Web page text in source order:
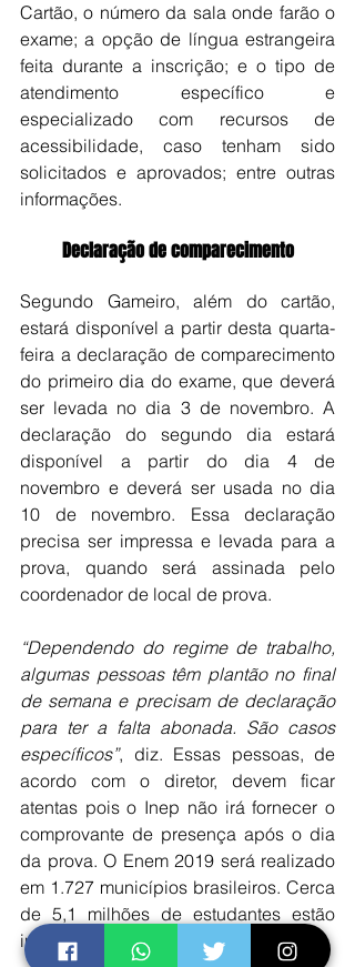
Cartão, o número da sala onde farão o
exame; a opção de língua estrangeira
feita durante a inscrição; e o tipo de
atendimento específico e
especializado com recursos de
acessibilidade, caso tenham sido
solicitados e aprovados; entre outras
informações.
Declaração de comparecimento
Segundo Gameiro, além do cartão,
estará disponível a partir desta quarta-
feira a declaração de comparecimento
do primeiro dia do exame, que deverá
ser levada no dia 3 de novembro. A
declaração do segundo dia estará
disponível a partir do dia 4 de
novembro e deverá ser usada no dia
10 de novembro. Essa declaração
precisa ser impressa e levada para a
prova, quando será assinada pelo
coordenador de local de prova.
“Dependendo do regime de trabalho,
algumas pessoas têm plantão no final
de semana e precisam de declaração
para ter a falta abonada. São casos
específicos”, diz. Essas pessoas, de
acordo com o diretor, devem ficar
atentas pois o Inep não irá fornecer o
comprovante de presença após o dia
da prova. O Enem 2019 será realizado
em 1.727 municípios brasileiros. Cerca
de 5,1 milhões de estudantes estão
inscritos no exame.